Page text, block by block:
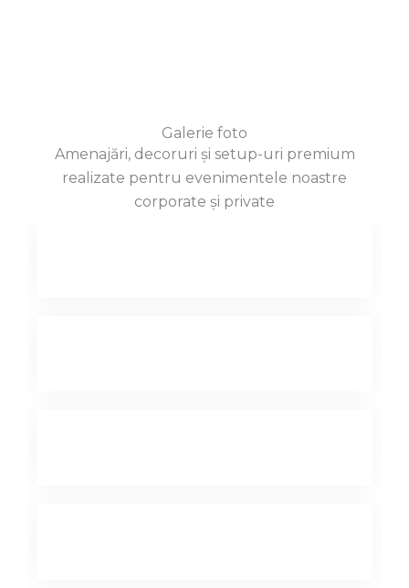
Galerie foto
Amenajări, decoruri și setup-uri premium
realizate pentru evenimentele noastre
corporate și private